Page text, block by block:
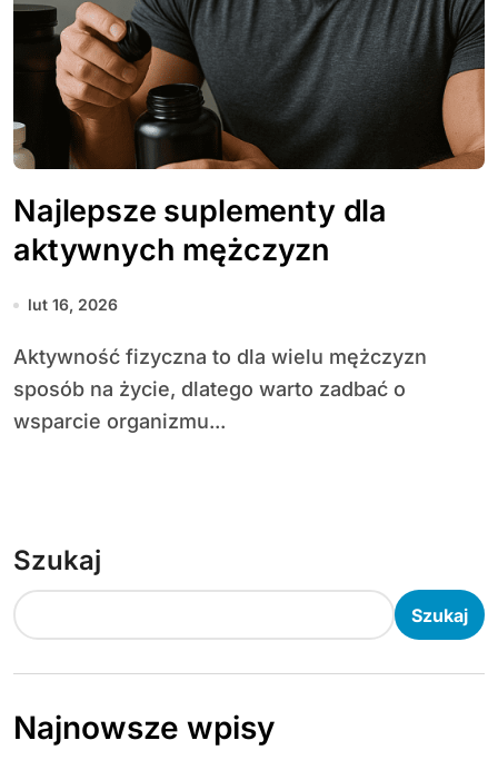
Najlepsze suplementy dla
aktywnych mężczyzn
lut 16, 2026
Aktywność fizyczna to dla wielu mężczyzn
sposób na życie, dlatego warto zadbać o
wsparcie organizmu...
Szukaj
Szukaj
Najnowsze wpisy